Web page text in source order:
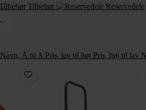
Tilbehør Reservedele
Navn, Å til A Pris, lav til høj Pris, høj til lav